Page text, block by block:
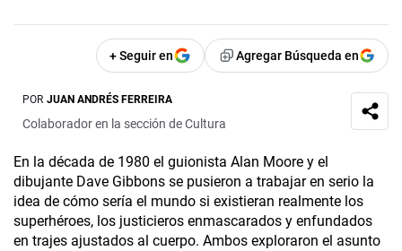
+ Seguir en Agregar Búsqueda en
POR JUAN ANDRÉS FERREIRA
Colaborador en la sección de Cultura
En la década de 1980 el guionista Alan Moore y el
dibujante Dave Gibbons se pusieron a trabajar en serio la
idea de cómo sería el mundo si existieran realmente los
superhéroes, los justicieros enmascarados y enfundados
en trajes ajustados al cuerpo. Ambos exploraron el asunto